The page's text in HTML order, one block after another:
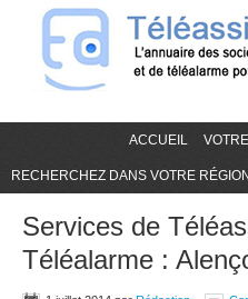
ACCUEIL
RECHERCHEZ DANS VOTRE RÉGION
Services de
Téléalarme :